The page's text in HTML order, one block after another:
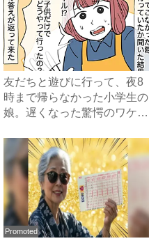
友だちと遊びに行って、夜8
時まで帰らなかった小学生の
娘。遅くなった驚愕のワケと
Promoted